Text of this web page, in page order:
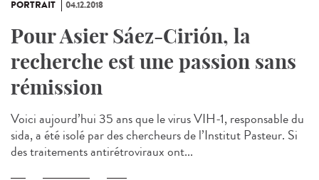
PORTRAIT 04.12.2018
Pour Asier Sáez-Cirión, la
recherche est une passion sans
rémission
Voici aujourd’hui 35 ans que le virus VIH-1, responsable du
sida, a été isolé par des chercheurs de l’Institut Pasteur. Si
des traitements antirétroviraux ont...